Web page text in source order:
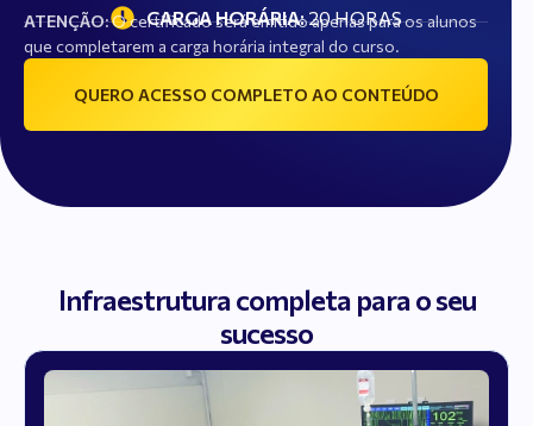
CARGA HORÁRIA:20 HORAS
ATENÇÃO:O certificado será emitido apenas para os alunos
que completarem a carga horária integral do curso.
QUERO ACESSO COMPLETO AO CONTEÚDO
Infraestrutura completa para o seu
sucesso